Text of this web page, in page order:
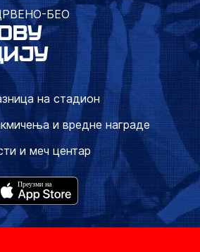
БЕО
на стадион
и вредне награде
и меч центар